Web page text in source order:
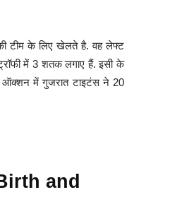
टीम के लिए खेलते है. वह लेफ्ट
में 3 शतक लगाए हैं. इसी के
ऑक्शन में गुजरात टाइटंस ने 20
and